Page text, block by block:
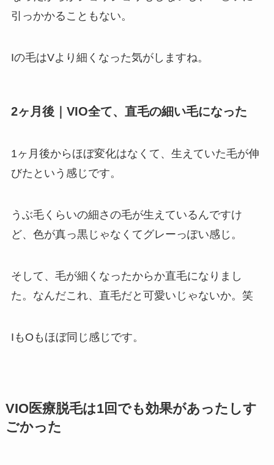
引っかかることもない。
Iの毛はVより細くなった気がしますね。
2ヶ月後｜VIO全て、直毛の細い毛になった
1ヶ月後からほぼ変化はなくて、生えていた毛が伸
びたという感じです。
うぶ毛くらいの細さの毛が生えているんですけ
ど、色が真っ黒じゃなくてグレーっぽい感じ。
そして、毛が細くなったからか直毛になりまし
た。なんだこれ、直毛だと可愛いじゃないか。笑
IもOもほぼ同じ感じです。
VIO医療脱毛は1回でも効果があったしす
ごかった